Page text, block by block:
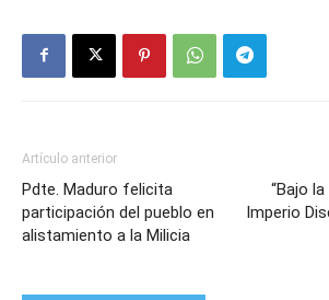
Artículo anterior
Pdte. Maduro felicita
participación del pueblo en
alistamiento a la Milicia
“Bajo
Imperio